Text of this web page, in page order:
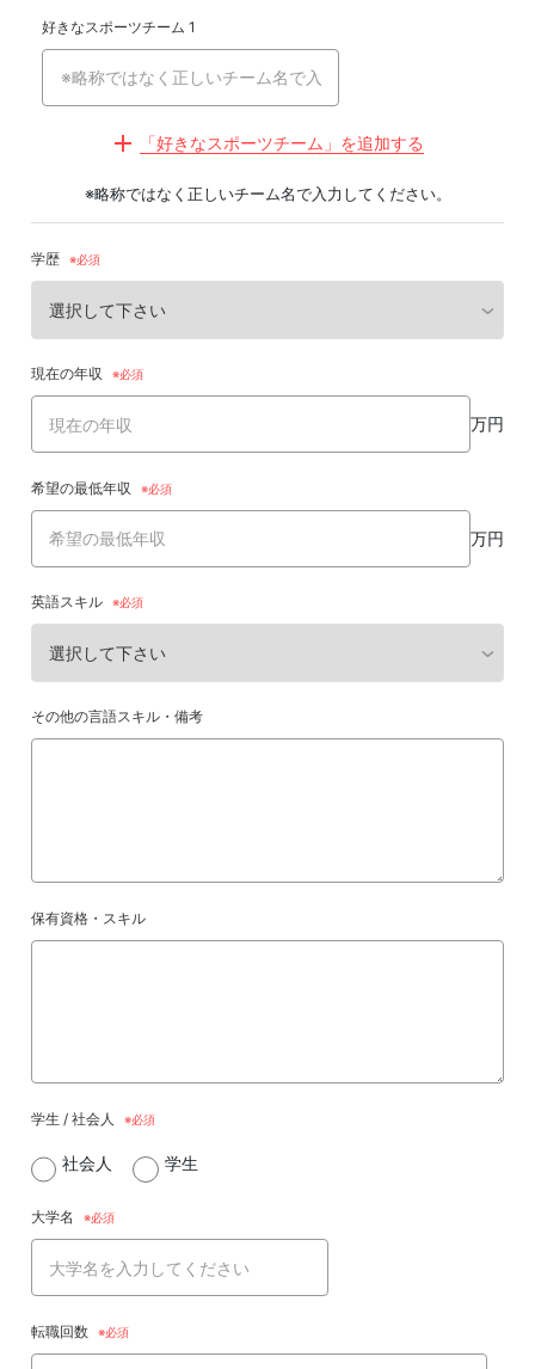
好きなスポーツチーム 1
「好きなスポーツチーム」を追加する
※略称ではなく正しいチーム名で入力してください。
学歴
現在の年収
万円
希望の最低年収
万円
英語スキル
その他の言語スキル・備考
保有資格・スキル
学生 / 社会人
社会人 学生
大学名
転職回数